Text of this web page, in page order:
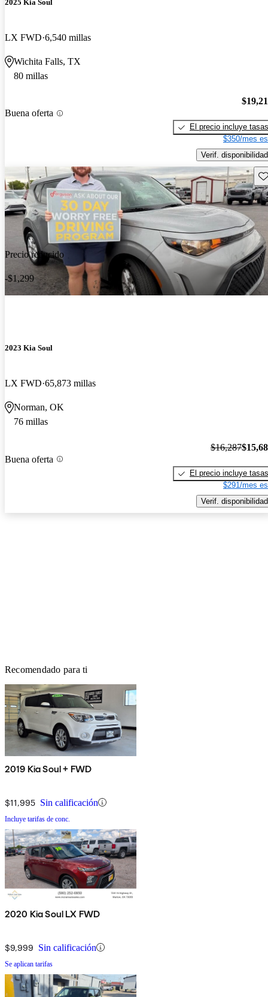
2025 Kia Soul
LX FWD 6,540 millas
Wichita Falls, TX
80 millas
Buena oferta
El precio incluye tasas
$350/mes
Verif. disponibilidad
Precio reducido
-$1,299
2023 Kia Soul
LX FWD 65,873 millas
Norman, OK
76 millas
Buena oferta
$16,287
El precio incluye tasas
$291/mes
Verif. disponibilidad
Recomendado para ti
2019 Kia Soul + FWD
$11,995 Sin calificación
Incluye tarifas de conc.
2020 Kia Soul LX FWD
$9,999 Sin calificación
Se aplican tarifas